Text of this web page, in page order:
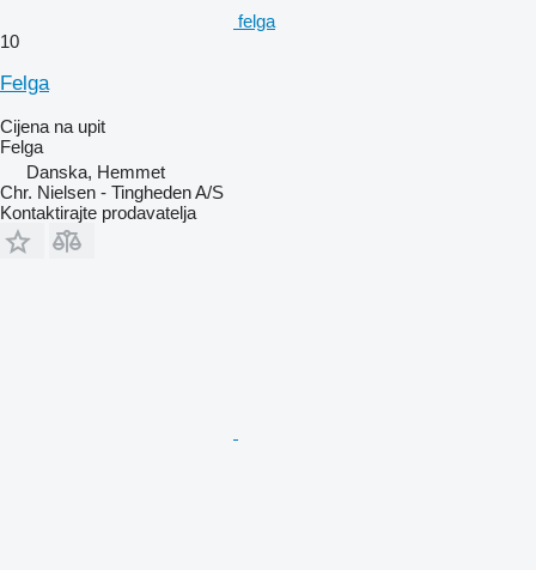
felga
10
Felga
Cijena na upit
Felga
Danska, Hemmet
Chr. Nielsen - Tingheden A/S
Kontaktirajte prodavatelja